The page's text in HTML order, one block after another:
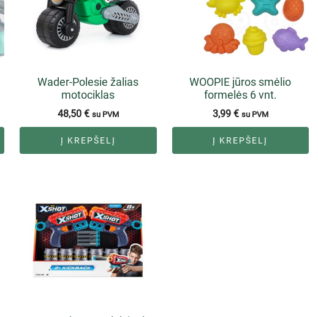
Wader-Polesie žalias
motociklas
48,50 € su PVM
Į KREPŠELĮ
WOOPIE jūros smėlio
formelės 6 vnt.
3,99 € su PVM
Į KREPŠELĮ